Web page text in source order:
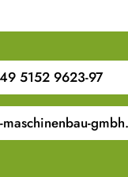
5152 9623-97
maschinenbau-